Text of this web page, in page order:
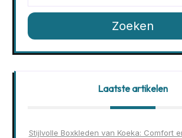
Zoeken
Laatste artikelen
Stijlvolle Boxkleden van Koeka: Comfort